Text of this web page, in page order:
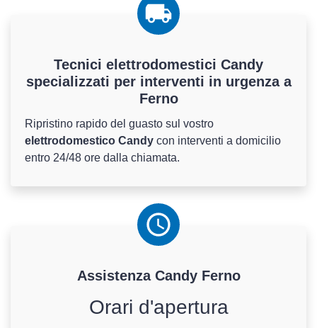
Tecnici elettrodomestici Candy
specializzati per interventi in urgenza a
Ferno
Ripristino rapido del guasto sul vostro
elettrodomestico Candy con interventi a domicilio
entro 24/48 ore dalla chiamata.
Assistenza CandyFerno
Orari d'apertura